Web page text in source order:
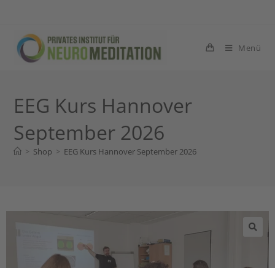
Menü
EEG Kurs Hannover
September 2026
> Shop > EEG Kurs Hannover September 2026